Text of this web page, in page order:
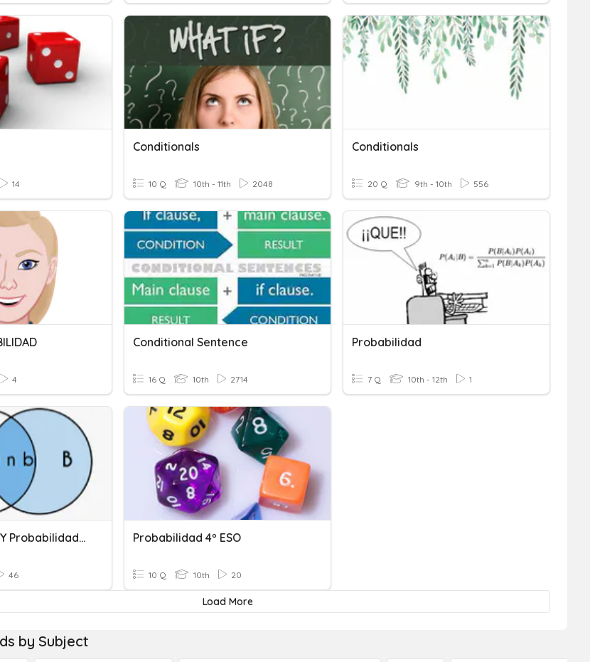
14
Conditionals
10 Q 10th - 11th 2048
Conditionals
20 Q 9th - 10th 556
4
Conditional Sentence
16 Q 10th 2714
Probabilidad
7 Q 10th - 12th 1
Ley De Laplace Y Probabilidad Condicional
46
Probabilidad 4º ESO
10 Q 10th 20
Load More
by Subject